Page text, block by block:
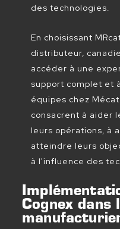
des technologies.
En choisissant
distributeur,
accéder à une
support complet et
équipes chez
consacrent à aider
leurs opérations, à
atteindre leurs
à l'influence des
Cognex dans